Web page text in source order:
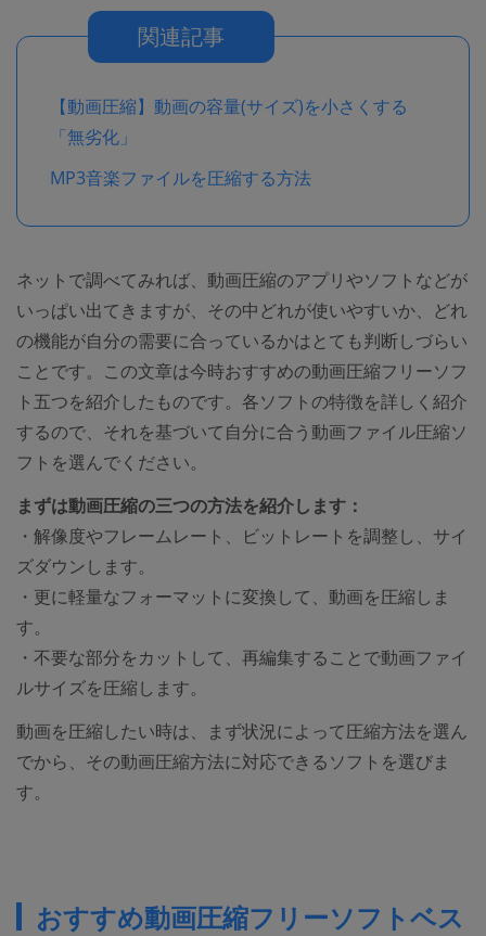
関連記事
【動画圧縮】動画の容量(サイズ)を小さくする
「無劣化」
MP3音楽ファイルを圧縮する方法
ネットで調べてみれば、動画圧縮のアプリやソフトなどが
いっぱい出てきますが、その中どれが使いやすいか、どれ
の機能が自分の需要に合っているかはとても判断しづらい
ことです。この文章は今時おすすめの動画圧縮フリーソフ
ト五つを紹介したものです。各ソフトの特徴を詳しく紹介
するので、それを基づいて自分に合う動画ファイル圧縮ソ
フトを選んでください。
まずは動画圧縮の三つの方法を紹介します：
・解像度やフレームレート、ビットレートを調整し、サイ
ズダウンします。
・更に軽量なフォーマットに変換して、動画を圧縮しま
す。
・不要な部分をカットして、再編集することで動画ファイ
ルサイズを圧縮します。
動画を圧縮したい時は、まず状況によって圧縮方法を選ん
でから、その動画圧縮方法に対応できるソフトを選びま
す。
おすすめ動画圧縮フリーソフトベス